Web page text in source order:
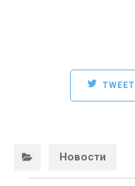
TWEET
Новости